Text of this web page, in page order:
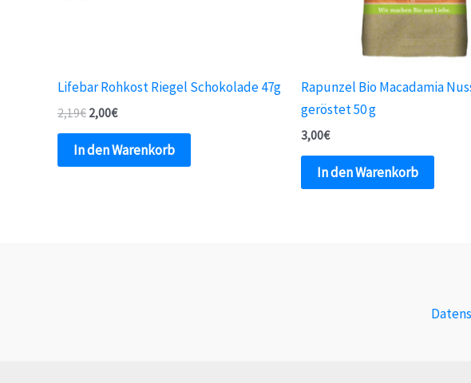
Lifebar Rohkost Riegel Schokolade 47g
2,19€ 2,00€
In den Warenkorb
Rapunzel Bio Macadamia
geröstet 50 g
3,00€
In den Warenkorb